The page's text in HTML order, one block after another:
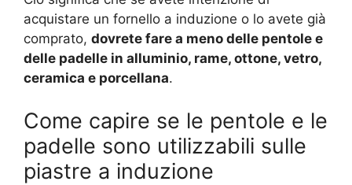
acquistare un fornello a induzione o lo avete già
comprato, dovrete fare a meno delle pentole e
delle padelle in alluminio, rame, ottone, vetro,
ceramica e porcellana.
Come capire se le pentole e le
padelle sono utilizzabili sulle
piastre a induzione